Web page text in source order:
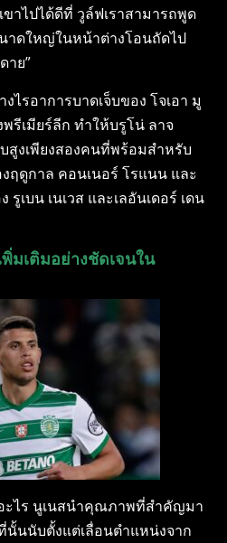
าไปได้ดีที่ วูล์ฟเราสามารถพูด
าดใหญ่ในหน้าต่างโอนถัดไป
าย”
ไรอาการบาดเจ็บของ โจเอา มู
เมียร์ลีก ทำให้บรูโน่ ลาจ
สูงเพียงสองคนที่พร้อมสำหรับ
ฤดูกาล คอนเนอร์ โรแนน และ
เบน เนเวส และเลอันเดอร์ เดน
มเติมอย่างชัดเจนใน
ะไร นูเนสนำคุณภาพที่สำคัญมา
นนับตั้งแต่เลื่อนตำแหน่งจาก